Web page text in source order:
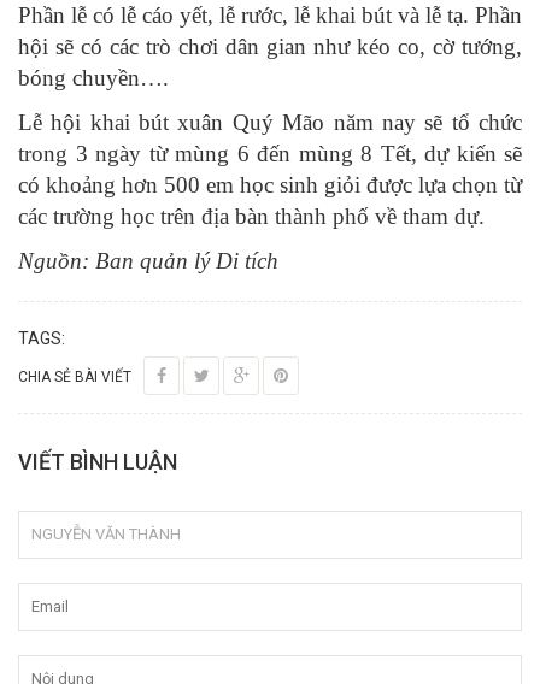
Phần lễ có lễ cáo yết, lễ rước, lễ khai bút và lễ tạ. Phần
hội sẽ có các trò chơi dân gian như kéo co, cờ tướng,
bóng chuyền….
Lễ hội khai bút xuân Quý Mão năm nay sẽ tổ chức
trong 3 ngày từ mùng 6 đến mùng 8 Tết, dự kiến sẽ
có khoảng hơn 500 em học sinh giỏi được lựa chọn từ
các trường học trên địa bàn thành phố về tham dự.
Nguồn: Ban quản lý Di tích
TAGS:
CHIA SẺ BÀI VIẾT
VIẾT BÌNH LUẬN